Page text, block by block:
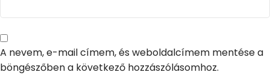
A nevem, e-mail címem, és weboldalcímem mentése a
böngészőben a következő hozzászólásomhoz.